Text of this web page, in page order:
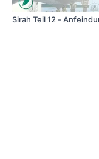
Sirah Teil 12 -